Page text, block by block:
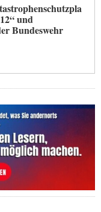
und
Bundeswehr